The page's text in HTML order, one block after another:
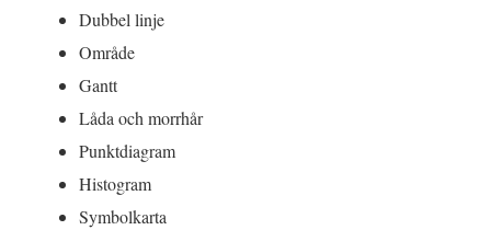
Dubbel linje
Område
Gantt
Låda och morrhår
Punktdiagram
Histogram
Symbolkarta